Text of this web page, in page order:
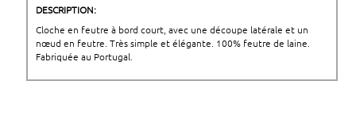
DESCRIPTION:
Cloche en feutre à bord court, avec une découpe latérale et un
nœud en feutre. Très simple et élégante. 100% feutre de laine.
Fabriquée au Portugal.